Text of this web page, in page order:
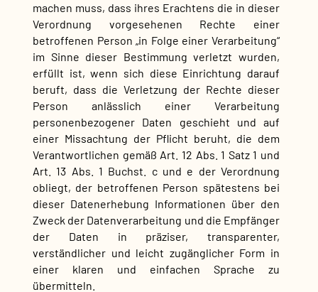
machen muss, dass ihres Erachtens die in dieser
Verordnung vorgesehenen Rechte einer
betroffenen Person „in Folge einer Verarbeitung“
im Sinne dieser Bestimmung verletzt wurden,
erfüllt ist, wenn sich diese Einrichtung darauf
beruft, dass die Verletzung der Rechte dieser
Person anlässlich einer Verarbeitung
personenbezogener Daten geschieht und auf
einer Missachtung der Pflicht beruht, die dem
Verantwortlichen gemäß Art. 12 Abs. 1 Satz 1 und
Art. 13 Abs. 1 Buchst. c und e der Verordnung
obliegt, der betroffenen Person spätestens bei
dieser Datenerhebung Informationen über den
Zweck der Datenverarbeitung und die Empfänger
der Daten in präziser, transparenter,
verständlicher und leicht zugänglicher Form in
einer klaren und einfachen Sprache zu
übermitteln.